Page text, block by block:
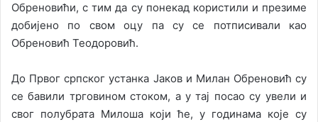
Обреновићи, с тим да су понекад користили и презиме
добијено по свом оцу па су се потписивали као
Обреновић Теодоровић.
До Првог српског устанка Јаков и Милан Обреновић су
се бавили трговином стоком, а у тај посао су увели и
свог полубрата Милоша који ће, у годинама које су